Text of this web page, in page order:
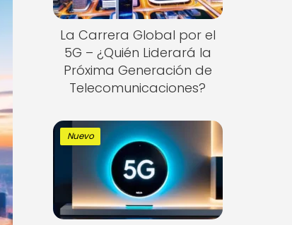
La Carrera Global por el
5G – ¿Quién Liderará la
Próxima Generación de
Telecomunicaciones?
Nuevo